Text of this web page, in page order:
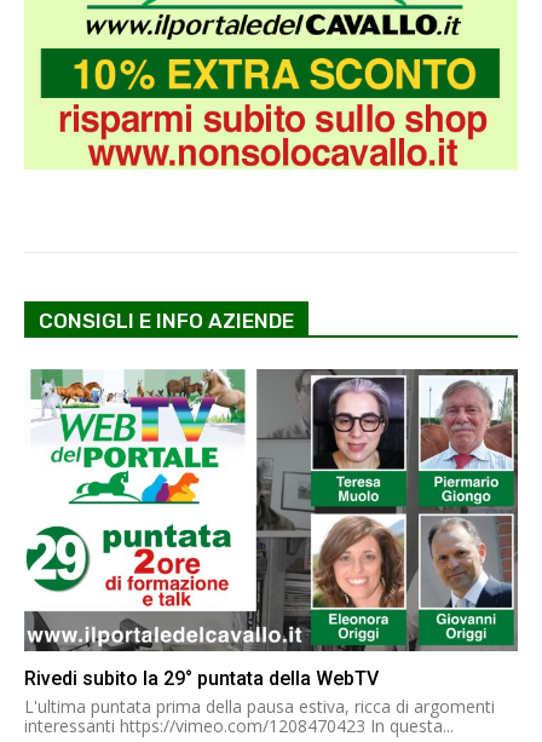
CONSIGLI E INFO AZIENDE
Rivedi subito la 29° puntata della WebTV
L'ultima puntata prima della pausa estiva, ricca di argomenti
interessanti https://vimeo.com/1208470423 In questa...